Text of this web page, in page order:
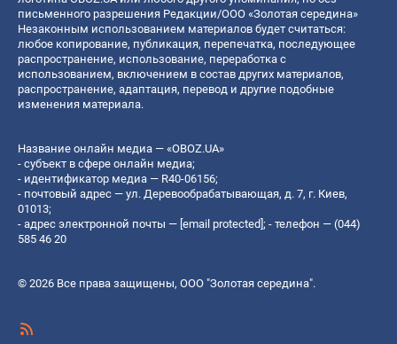
письменного разрешения Редакции/ООО «Золотая середина»
Незаконным использованием материалов будет считаться:
любое копирование, публикация, перепечатка, последующее
распространение, использование, переработка с
использованием, включением в состав других материалов,
распространение, адаптация, перевод и другие подобные
изменения материала.
Название онлайн медиа — «OBOZ.UA»
- субъект в сфере онлайн медиа;
- идентификатор медиа — R40-06156;
- почтовый адрес — ул. Деревообрабатывающая, д. 7, г. Киев,
01013;
- адрес электронной почты — [email protected] ; - телефон — (044)
585 46 20
© 2026 Все права защищены, ООО "Золотая середина".